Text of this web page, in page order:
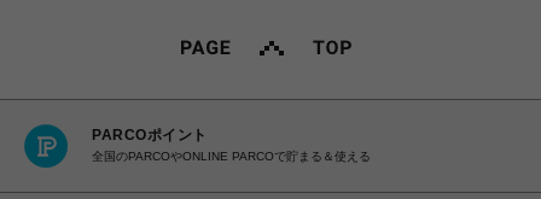
PARCOポイント
全国のPARCOやONLINE PARCOで貯まる＆使える